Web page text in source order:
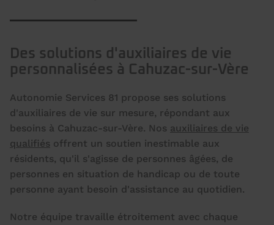
Des solutions d'auxiliaires de vie
personnalisées à Cahuzac-sur-Vère
Autonomie Services 81 propose ses solutions
d'auxiliaires de vie sur mesure, répondant aux
besoins à Cahuzac-sur-Vère. Nos auxiliaires de vie
qualifiés offrent un soutien inestimable aux
résidents, qu'il s'agisse de personnes âgées, de
personnes en situation de handicap ou de toute
personne ayant besoin d'assistance au quotidien.
Notre équipe travaille étroitement avec chaque